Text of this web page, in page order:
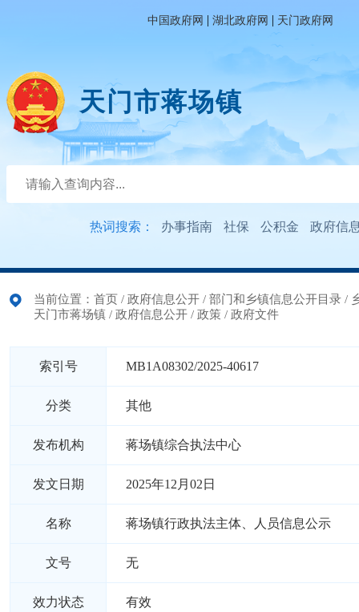
中国政府网 | 湖北政府网 | 天门政府网
天门市蒋场镇
热词搜索： 办事指南 社保 公积金 政府信
当前位置： 首页 / 政府信息公开 / 部门和乡镇信息公开目录 /
天门市蒋场镇 / 政府信息公开 / 政策 / 政府文件
索引号 MB1A08302/2025-40617
分类 其他
发布机构 蒋场镇综合执法中心
发文日期 2025年12月02日
名称 蒋场镇行政执法主体、人员信息公示
文号 无
效力状态 有效